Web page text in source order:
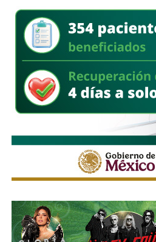
Con esta iniciativa se busca
delito de incumplimiento de las
asistencia familiar quien se
estado de insolvencia con el
cumplimiento de las obligaciones
establecidas por la ley.
La legislación establecerá que,
se presumirá dicha intención
goce de sueldo, cuando este
principal medio para obtener